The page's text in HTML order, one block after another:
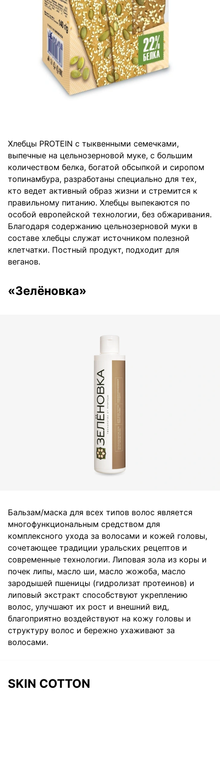
Хлебцы PROTEIN с тыквенными семечками,
выпечные на цельнозерновой муке, с большим
количеством белка, богатой обсыпкой и сиропом
топинамбура, разработаны специально для тех,
кто ведет активный образ жизни и стремится к
правильному питанию. Хлебцы выпекаются по
особой европейской технологии, без обжаривания.
Благодаря содержанию цельнозерновой муки в
составе хлебцы служат источником полезной
клетчатки. Постный продукт, подходит для
веганов.
«Зелёновка»
Бальзам/маска для всех типов волос является
многофункциональным средством для
комплексного ухода за волосами и кожей головы,
сочетающее традиции уральских рецептов и
современные технологии. Липовая зола из коры и
почек липы, масло ши, масло жожоба, масло
зародышей пшеницы (гидролизат протеинов) и
липовый экстракт способствуют укреплению
волос, улучшают их рост и внешний вид,
благоприятно воздействуют на кожу головы и
структуру волос и бережно ухаживают за
волосами.
SKIN COTTON